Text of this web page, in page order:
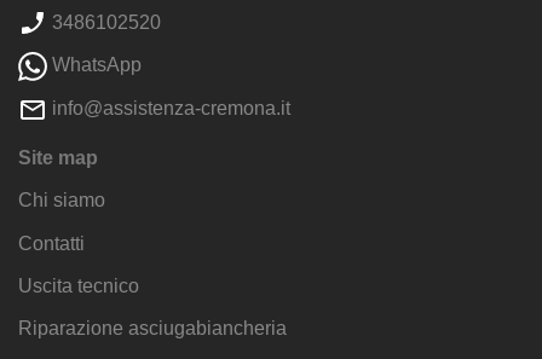
3486102520
WhatsApp
info@assistenza-cremona.it
Site map
Chi siamo
Contatti
Uscita tecnico
Riparazione asciugabiancheria